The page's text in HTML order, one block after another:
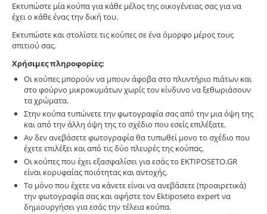
Εκτυπώστε μία κούπα για κάθε μέλος της οικογένειας σας για να
έχει ο κάθε ένας την δική του.
Εκτυπώστε και στολίστε τις κούπες σε ένα όμορφο μέρος τους
σπιτιού σας.
Χρήσιμες πληροφορίες:
Οι κούπες μπορούν να μπουν άφοβα στο πλυντήριο πιάτων και
στο φούρνο μικροκυμάτων χωρίς τον κίνδυνο να ξεθωριάσουν
τα χρώματα.
Στην κούπα τυπώνετε την φωτογραφία σας από την μια όψη της
και από την άλλη όψη της το σχέδιο που εσείς επιλέξατε.
Αν δεν ανεβάσετε φωτογραφία θα τυπωθεί μονο το σχέδιο που
έχετε επιλέξει και από τις δύο πλευρές της κούπας.
Οι κούπες που έχει εξασφαλίσει για εσάς το EKTIPOSETO.GR
είναι κορυφαίας ποιότητας και αντοχής.
Το μόνο που έχετε να κάνετε είναι να ανεβάσετε (προαιρετικά)
την φωτογραφία σας και αφήστε τον Ektiposeto expert να
δημιουργήσει για εσάς την τέλεια κούπα.